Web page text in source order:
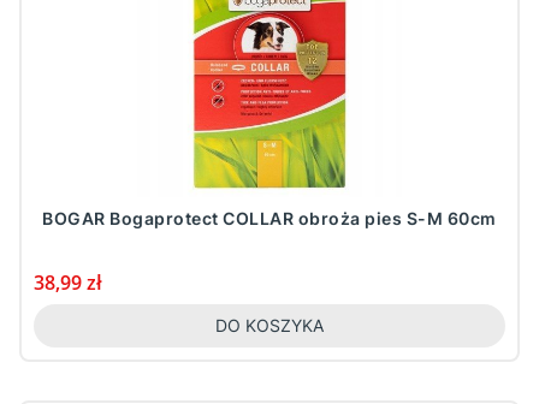
BOGAR Bogaprotect COLLAR obroża pies S-M 60cm
Cena
38,99 zł
DO KOSZYKA